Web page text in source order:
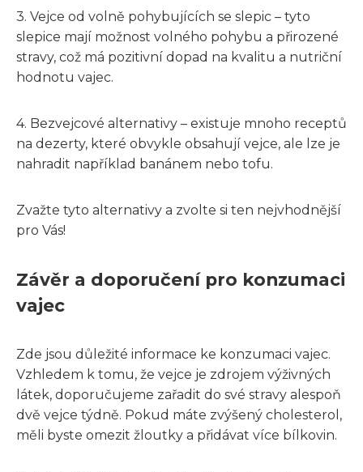
3. Vejce od volně pohybujících se slepic – tyto
slepice mají možnost volného pohybu a přirozené
stravy, což má pozitivní dopad na kvalitu a nutriční
hodnotu vajec.
4. Bezvejcové alternativy – existuje mnoho receptů
na dezerty, které obvykle obsahují vejce, ale lze je
nahradit například banánem nebo tofu.
Zvažte tyto alternativy a zvolte si ten nejvhodnější
pro Vás!
Závěr a doporučení pro konzumaci
vajec
Zde jsou důležité informace ke konzumaci vajec.
Vzhledem k tomu, že vejce je zdrojem výživných
látek, doporučujeme zařadit do své stravy alespoň
dvě vejce týdně. Pokud máte zvýšený cholesterol,
měli byste omezit žloutky a přidávat více bílkovin.